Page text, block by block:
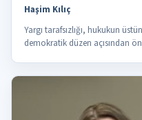
Haşim Kılıç
Yargı tarafsızlığı, hukukun
demokratik düzen açısından